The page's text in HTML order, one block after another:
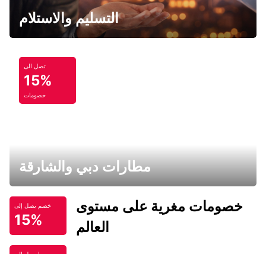
التسليم والاستلام
تصل الى
15%
خصومات
مطارات دبي والشارقة
خصم يصل إلى
15%
خصومات مغرية على مستوى
العالم